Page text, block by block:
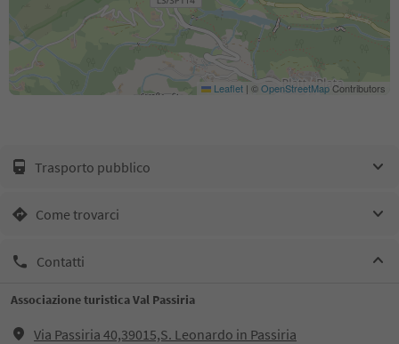
Leaflet | ©OpenStreetMapContributors
Trasporto pubblico
Come trovarci
Contatti
Associazione turistica Val Passiria
Via Passiria 40,39015,S. Leonardo in Passiria